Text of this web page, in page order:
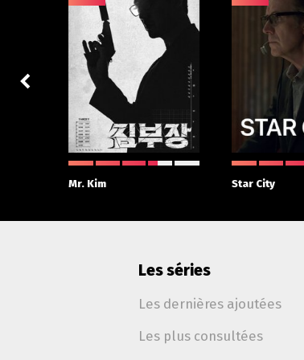
Mr. Kim Star City
Les séries
Les dernières ajoutées
Les plus consultées